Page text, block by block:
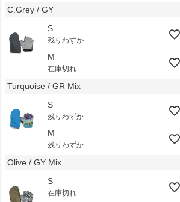
C.Grey / GY
S
残りわずか
M
在庫切れ
Turquoise / GR Mix
S
残りわずか
M
残りわずか
Olive / GY Mix
S
在庫切れ